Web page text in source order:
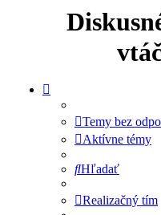
Temy bez
Aktívne témy
Hľadať
Realizačný tím